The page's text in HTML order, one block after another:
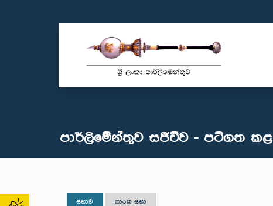
පාර්ලිමේන්තුව සජීවීව - පටිගත කළ
සභාව කාරක සභා